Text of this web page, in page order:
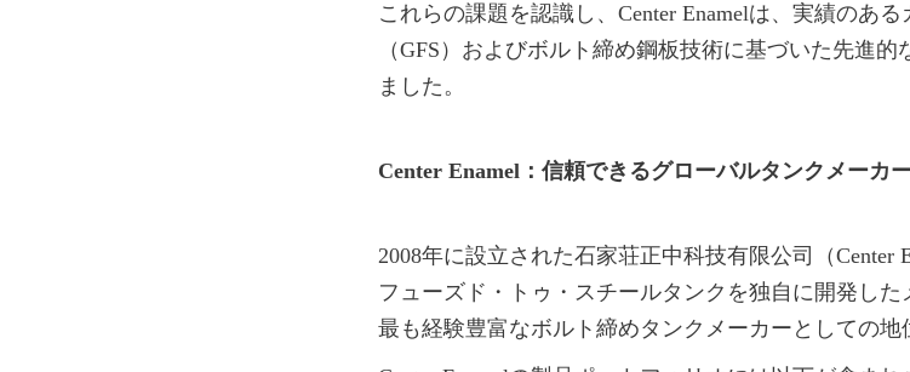
これらの課題を認識し、Center Enamelは、実績のあ
（GFS）およびボルト締め鋼板技術に基づいた先進
ました。
Center Enamel：信頼できるグローバルタンクメーカ
2008年に設立された石家荘正中科技有限公司（Center
フューズド・トゥ・スチールタンクを独自に開発し
最も経験豊富なボルト締めタンクメーカーとしての地